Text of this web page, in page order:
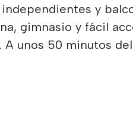
y
gimnasio y fácil
A unos 50 minutos